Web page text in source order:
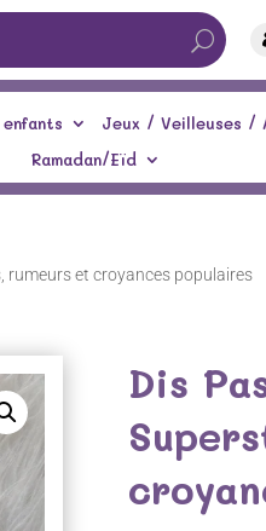
Jeux / Veilleuses /
Ramadan/Eïd
rumeurs et croyances populaires
Dis